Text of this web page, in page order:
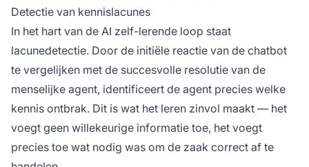
Detectie van kennislacunes
In het hart van de AI zelf-lerende loop staat
lacunedetectie. Door de initiële reactie van de chatbot
te vergelijken met de succesvolle resolutie van de
menselijke agent, identificeert de agent precies welke
kennis ontbrak. Dit is wat het leren zinvol maakt — het
voegt geen willekeurige informatie toe, het voegt
precies toe wat nodig was om de zaak correct af te